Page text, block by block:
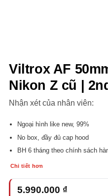
Viltrox AF
Nikon Z cũ |
Nhận xét của nhân viên:
Ngoại hình like new, 99%
No box, đầy đủ cap hood
BH 6 tháng theo chính sách
Chi tiết hơn
5.990.000 ₫